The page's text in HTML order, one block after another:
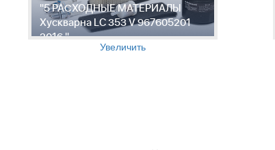
"5 РАСХОДНЫЕ МАТЕРИАЛЫ
Хускварна LC 353 V 967605201
2016 "
Увеличить